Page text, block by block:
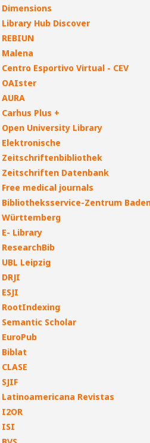
Dimensions
Library Hub Discover
REBIUN
Malena
Centro Esportivo Virtual - CEV
OAIster
AURA
Carhus Plus +
Open University Library
Elektronische
Zeitschriftenbibliothek
Zeitschriften Datenbank
Free medical journals
Bibliotheksservice-Zentrum
Württemberg
E- Library
ResearchBib
UBL Leipzig
DRJI
ESJI
RootIndexing
Semantic Scholar
EuroPub
Biblat
CLASE
SJIF
Latinoamericana Revistas
I2OR
ISI